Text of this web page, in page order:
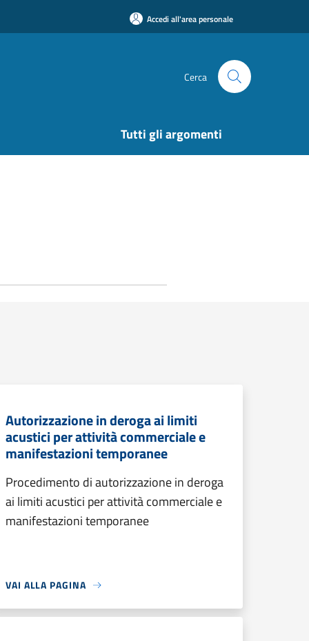
Accedi all'area personale
Cerca
Tutti gli argomenti
Autorizzazione in deroga ai limiti
acustici per attività commerciale e
manifestazioni temporanee
Procedimento di autorizzazione in deroga
ai limiti acustici per attività commerciale e
manifestazioni temporanee
VAI ALLA PAGINA